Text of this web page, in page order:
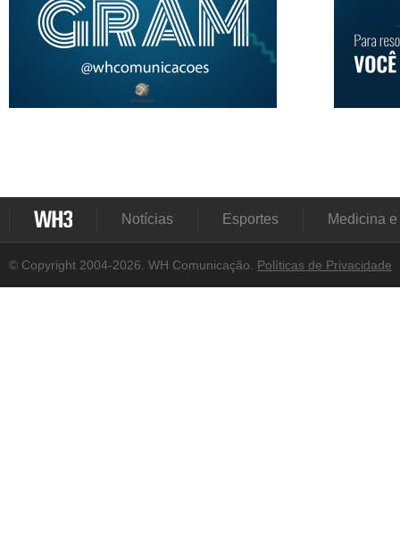
Notícias Esportes Medicina
© Copyright 2004-2026. WH Comunicação. Políticas de Privacidade